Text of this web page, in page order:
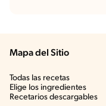
Mapa del Sitio
Todas las recetas
Elige los ingredientes
Recetarios descargables